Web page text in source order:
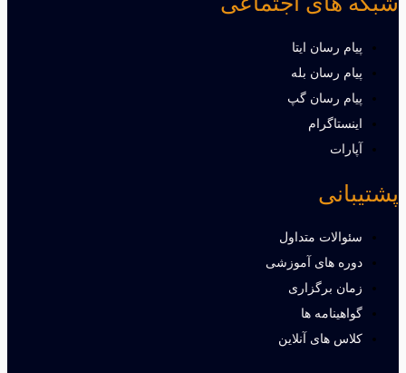
پیام رسان ایتا
پیام رسان بله
پیام رسان گپ
اینستاگرام
آپارات
پشتیبانی
سئوالات متداول
دوره های آموزشی
زمان برگزاری
گواهینامه ها
کلاس های آنلاین